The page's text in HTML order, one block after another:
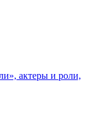
актеры и роли,